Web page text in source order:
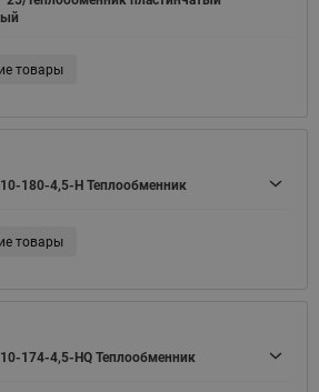
товары
180-4,5-H Теплообменник
товары
174-4,5-HQ Теплообменник